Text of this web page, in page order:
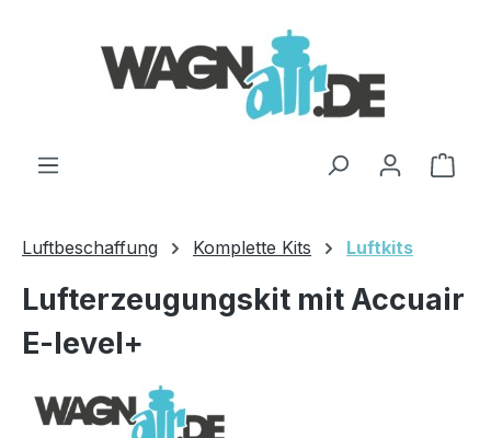
Luftbeschaffung Komplette Kits Luftkits
Lufterzeugungskit mit Accuair
E-level+